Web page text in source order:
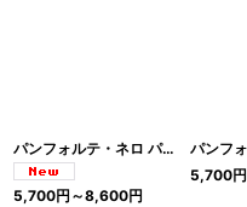
パンフォルテ・ネロ パンペパート シエナ最古参の伝統菓子 直輸入 Antichi Dolci di Siena I.G.P. イタリア
5,700円 ～8,600円
5,700円